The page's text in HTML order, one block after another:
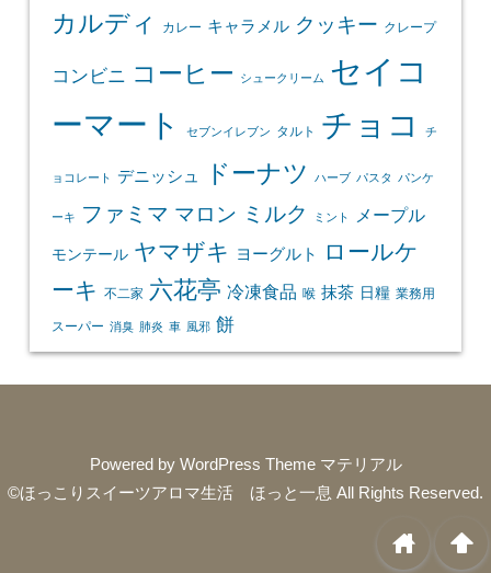
カルディ カレー キャラメル クッキー クレープ
コンビニ コーヒー シュークリーム セイコ
ーマート
セブンイレブン タルト チョコ チ
ョコレート デニッシュ ドーナツ ハーブ パスタ パンケ
ーキ ファミマ マロン ミルク ミント メープル
モンテール ヤマザキ ヨーグルト
ロールケ
ーキ 不二家 六花亭 冷凍食品 喉 抹茶 日糧 業務用
スーパー 消臭 肺炎 車 風邪 餅
Powered by WordPress Theme マテリアル
©ほっこりスイーツアロマ生活 ほっと一息 All Rights Reserved.
arrowup
home